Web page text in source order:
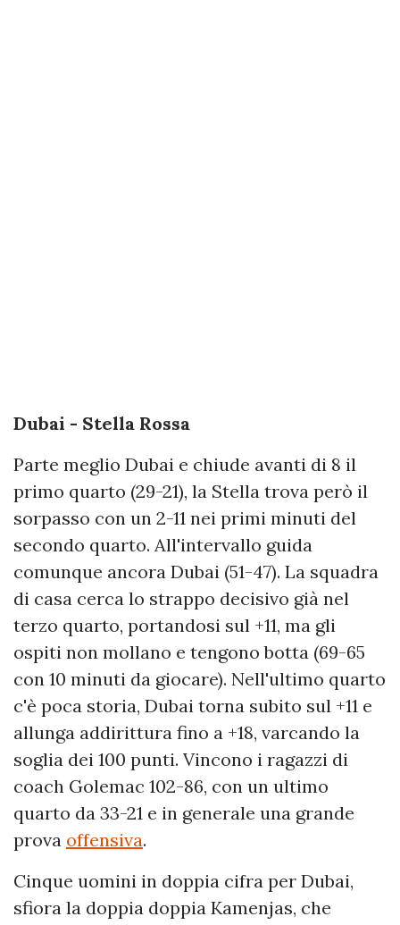
Dubai - Stella Rossa
Parte meglio Dubai e chiude avanti di 8 il
primo quarto (29-21), la Stella trova però il
sorpasso con un 2-11 nei primi minuti del
secondo quarto. All'intervallo guida
comunque ancora Dubai (51-47). La squadra
di casa cerca lo strappo decisivo già nel
terzo quarto, portandosi sul +11, ma gli
ospiti non mollano e tengono botta (69-65
con 10 minuti da giocare). Nell'ultimo quarto
c'è poca storia, Dubai torna subito sul +11 e
allunga addirittura fino a +18, varcando la
soglia dei 100 punti. Vincono i ragazzi di
coach Golemac 102-86, con un ultimo
quarto da 33-21 e in generale una grande
prova offensiva.
Cinque uomini in doppia cifra per Dubai,
sfiora la doppia doppia Kamenjas, che